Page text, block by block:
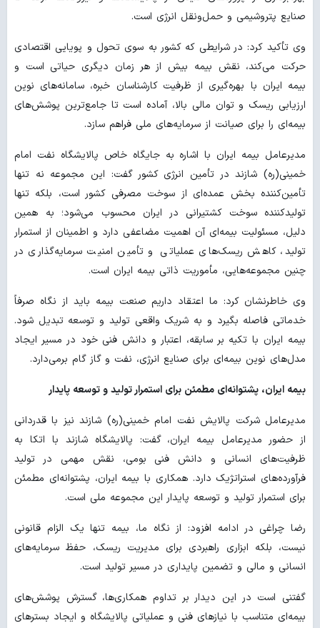
صنایع پتروشیمی و حمل‌ونقل انرژی است.
وی تأکید کرد: در شرایطی که کشور به سوی تحول و پویایی اقتصادی
حرکت می‌کند، نقش بیمه بیش از هر زمان دیگری حیاتی است و
بیمه ایران با بهره‌گیری از ظرفیت کارشناسان خبره، سامانه‌های نوین
ارزیابی ریسک و توان مالی بالا، آماده است تا جامع‌ترین پوشش‌های
بیمه‌ای را برای صیانت از سرمایه‌های ملی فراهم سازد.
مدیرعامل بیمه ایران با اشاره به جایگاه خاص پالایشگاه نفت امام
خمینی(ره) شازند در تأمین انرژی کشور گفت: این مجموعه نه تنها
تأمین‌کننده بخش عمده‌ای از سوخت مصرفی کشور است، بلکه تنها
تولیدکننده سوخت کشتیرانی در ایران محسوب می‌شود؛ به همین
دلیل، مسئولیت بیمه‌ای آن اهمیت مضاعفی دارد و اطمینان از استمرار
تولید، کاهش ریسک‌های عملیاتی و تأمین امنیت سرمایه‌گذاری در
چنین مجموعه‌هایی، مأموریت ذاتی بیمه ایران است.
وی خاطرنشان کرد: ما اعتقاد داریم صنعت بیمه باید از نگاه صرفاً
خدماتی فاصله بگیرد و به شریک واقعی تولید و توسعه تبدیل شود.
بیمه ایران با تکیه بر سابقه، اعتبار و دانش فنی خود در مسیر ایجاد
مدل‌های نوین بیمه‌ای برای صنایع انرژی، نفت و گاز گام برمی‌دارد.
بیمه ایران، پشتوانه‌ای مطمئن برای استمرار تولید و توسعه پایدار
مدیرعامل شرکت پالایش نفت امام خمینی(ره) شازند نیز با قدردانی
از حضور مدیرعامل بیمه ایران، گفت: پالایشگاه شازند با اتکا به
ظرفیت‌های انسانی و دانش فنی بومی، نقش مهمی در تولید
فرآورده‌های استراتژیک دارد. همکاری با بیمه ایران، پشتوانه‌ای مطمئن
برای استمرار تولید و توسعه پایدار این مجموعه ملی است.
رضا چراغی در ادامه افزود: از نگاه ما، بیمه تنها یک الزام قانونی
نیست، بلکه ابزاری راهبردی برای مدیریت ریسک، حفظ سرمایه‌های
انسانی و مالی و تضمین پایداری در مسیر تولید است.
گفتنی است در این دیدار بر تداوم همکاری‌ها، گسترش پوشش‌های
بیمه‌ای متناسب با نیازهای فنی و عملیاتی پالایشگاه و ایجاد بسترهای